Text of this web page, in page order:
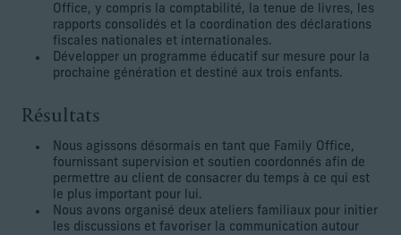
Office, y compris la comptabilité, la tenue de livres, les
rapports consolidés et la coordination des déclarations
fiscales nationales et internationales.
Développer un programme éducatif sur mesure pour la
prochaine génération et destiné aux trois enfants.
Résultats
Nous agissons désormais en tant que Family Office,
fournissant supervision et soutien coordonnés afin de
permettre au client de consacrer du temps à ce qui est
le plus important pour lui.
Nous avons organisé deux ateliers familiaux pour initier
les discussions et favoriser la communication autour